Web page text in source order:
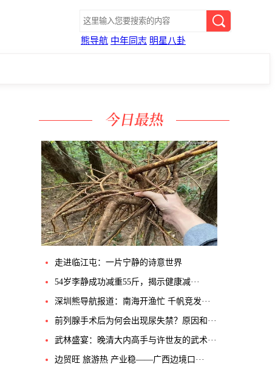
熊导航 中年同志 明星八卦
走进临江屯：一片宁静的诗意世界
54岁李静成功减重55斤，揭示健康减···
深圳熊导航报道：南海开渔忙 千帆竞发···
前列腺手术后为何会出现尿失禁？原因和···
武林盛宴：晚清大内高手与许世友的武术···
边贸旺 旅游热 产业稳——广西边境口···